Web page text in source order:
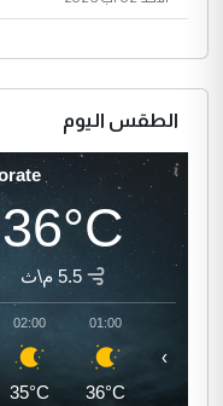
الطقس اليوم
36°C
5.5 م\ث
01:00
36°C
02:00
35°C
›